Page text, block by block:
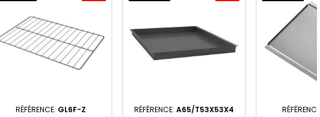
RÉFÉRENCE: GL6F-Z
RÉFÉRENCE: A65/T53X53X4